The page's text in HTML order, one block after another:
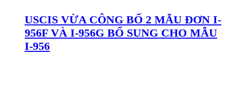
USCIS VỪA CÔNG BỐ 2 MẪU ĐƠN I-
956F VÀ I-956G BỔ SUNG CHO MẪU
I-956